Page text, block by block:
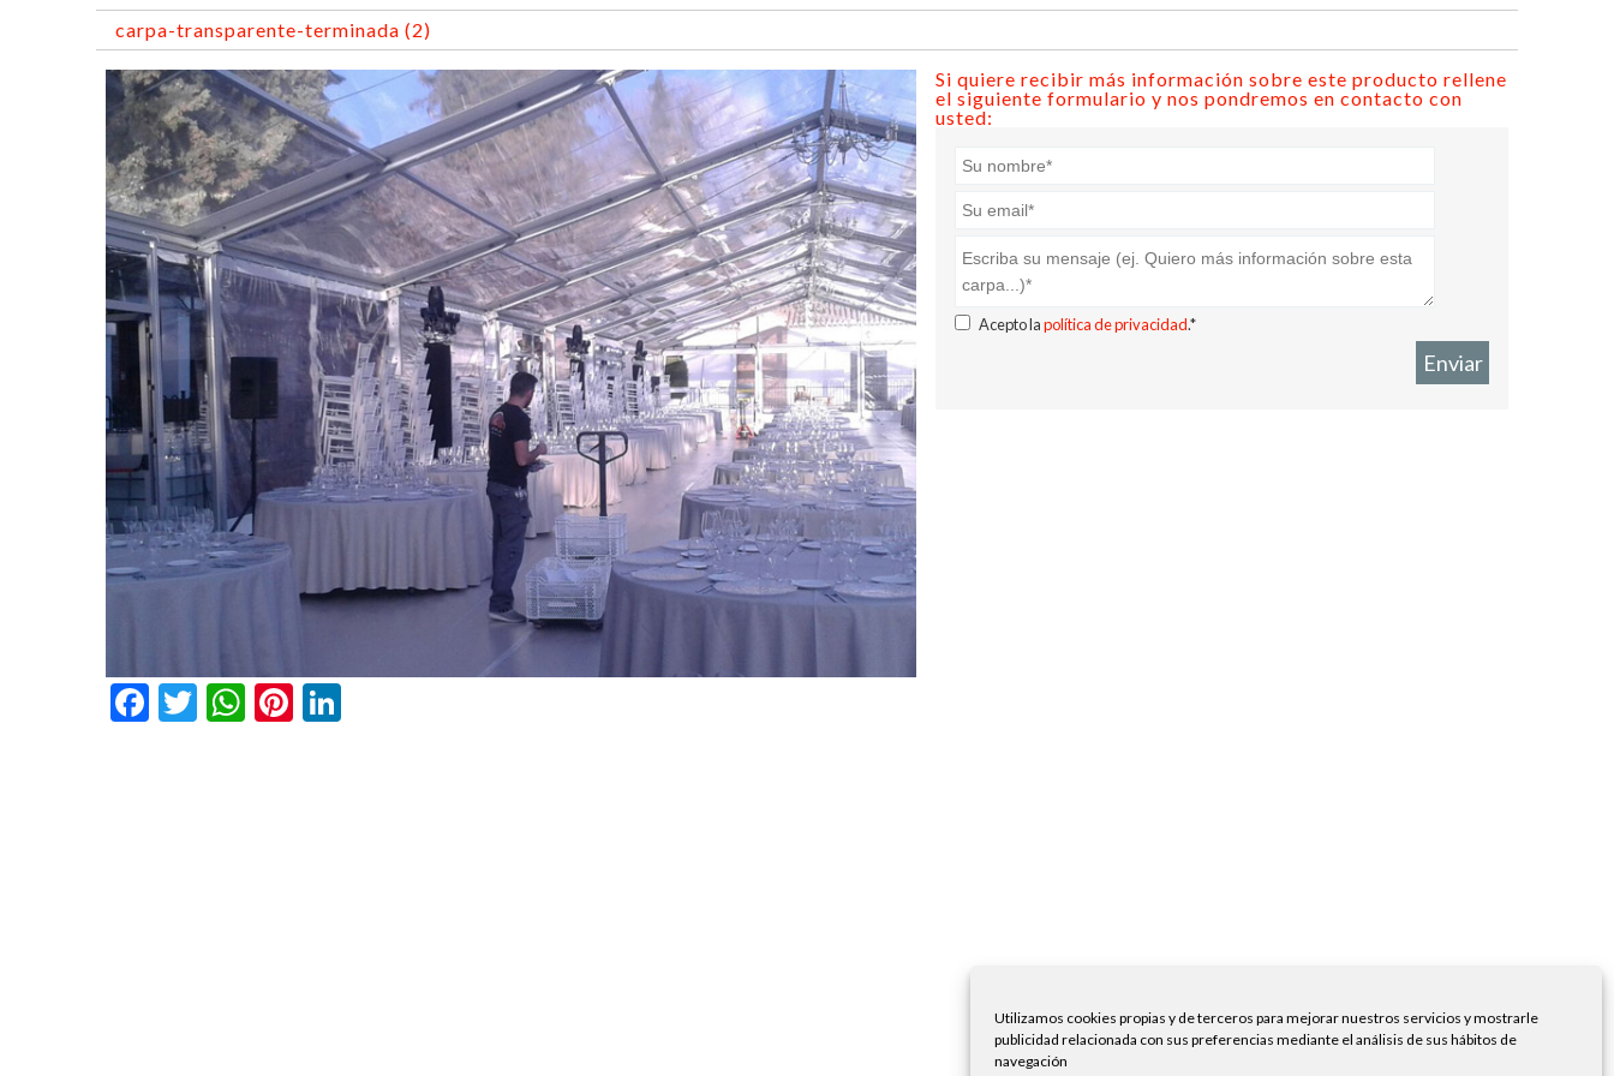
Utilizamos cookies propias y de terceros para mejorar nuestros servicios y mostrarle
publicidad relacionada con sus preferencias mediante el análisis de sus hábitos de
navegación
carpa-transparente-terminada (2)
Facebook
Twitter
WhatsApp
Pinterest
Si quiere recibir más información sobre este producto rellene
el siguiente formulario y nos pondremos en contacto con
usted:
Acepto lapolítica de privacidad.*
Enviar